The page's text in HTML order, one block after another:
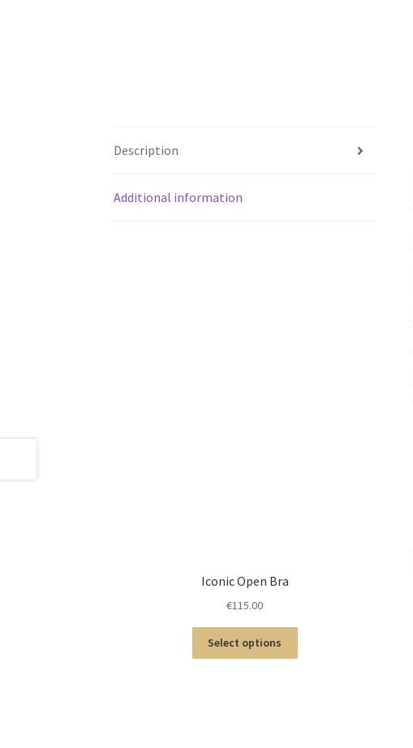
Description
Additional information
Iconic Open Bra
€115.00
Select options